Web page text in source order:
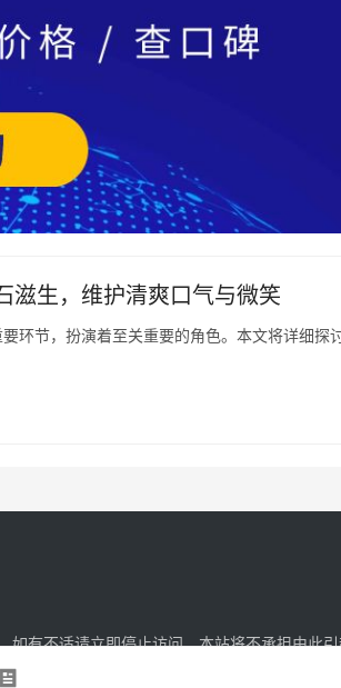
滋生，维护清爽口气与微笑
环节，扮演着至关重要的角色。本文将详细探
有不适请立即停止访问，本站将不承担由此